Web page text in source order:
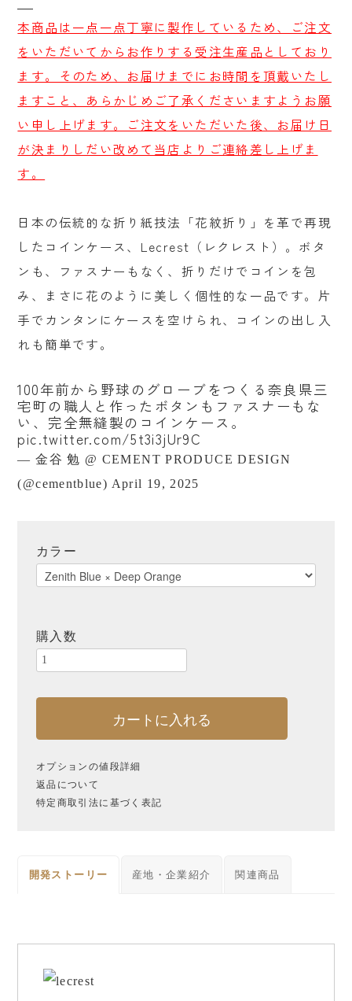
書籍
贈るシーンで探す
結婚祝い
出産祝い
誕生日祝い
産地から探す
北海道
千葉 東京 山梨
石川 富山
新潟 静岡 愛知
岐阜 滋賀
岡山
ブランドから探す
ご予算から探す
〜¥1,000
¥1,000〜¥2,999
¥3,000〜¥4,999
¥5,000〜¥9,999
¥20,000〜
本商品は一点一点丁寧に製作しているため、ご注文
をいただいてからお作りする受注生産品としており
ます。そのため、お届けまでにお時間を頂戴いたし
ますこと、あらかじめご了承くださいますようお願
い申し上げます。ご注文をいただいた後、お届け日
が決まりしだい改めて当店よりご連絡差し上げま
す。
日本の伝統的な折り紙技法「花紋折り」を革で再現
したコインケース、Lecrest（レクレスト）。ボタ
ンも、ファスナーもなく、折りだけでコインを包
み、まさに花のように美しく個性的な一品です。片
手でカンタンにケースを空けられ、コインの出し入
れも簡単です。
100年前から野球のグローブをつくる奈良県三
宅町の職人と作ったボタンもファスナーもな
い、完全無縫製のコインケース。
pic.twitter.com/5t3i3jUr9C
— 金谷 勉 @ CEMENT PRODUCE DESIGN
(@cementblue) April 19, 2025
カラー
購入数
カートに入れる
オプションの値段詳細
返品について
特定商取引法に基づく表記
開発ストーリー 産地・企業紹介 関連商品